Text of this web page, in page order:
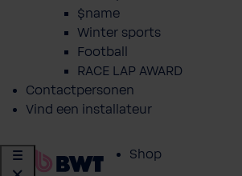
$name
Winter sports
Football
RACE LAP AWARD
Contactpersonen
Vind een installateur
Shop